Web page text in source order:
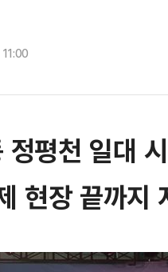
평천 일대
현장 끝까지